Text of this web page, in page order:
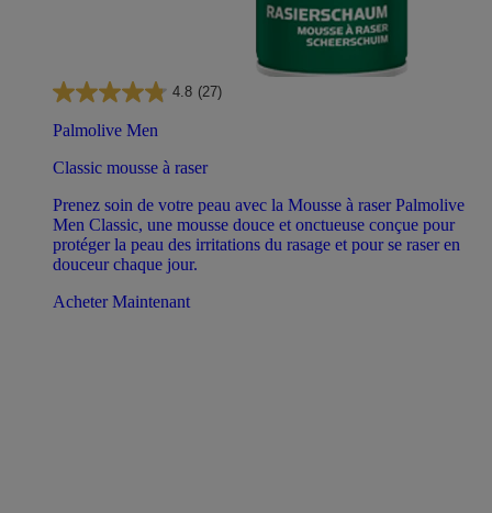
4.8 (27)
Palmolive Men
Classic mousse à raser
Prenez soin de votre peau avec la Mousse à raser Palmolive
Men Classic, une mousse douce et onctueuse conçue pour
protéger la peau des irritations du rasage et pour se raser en
douceur chaque jour.
Acheter Maintenant